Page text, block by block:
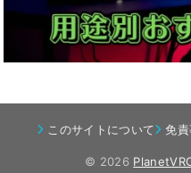
このサイトについて 免
© 2026